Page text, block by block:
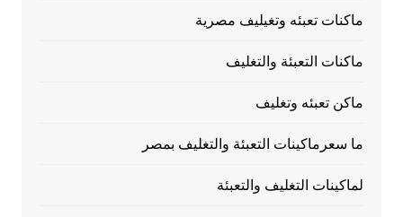
ماكنات تعبئه وتغيليف مصرية
ماكنات التعبئة والتغليف
ماكن تعبئه وتغليف
ما سعرماكينات التعبئة والتغليف بمصر
لماكينات التغليف والتعبئة